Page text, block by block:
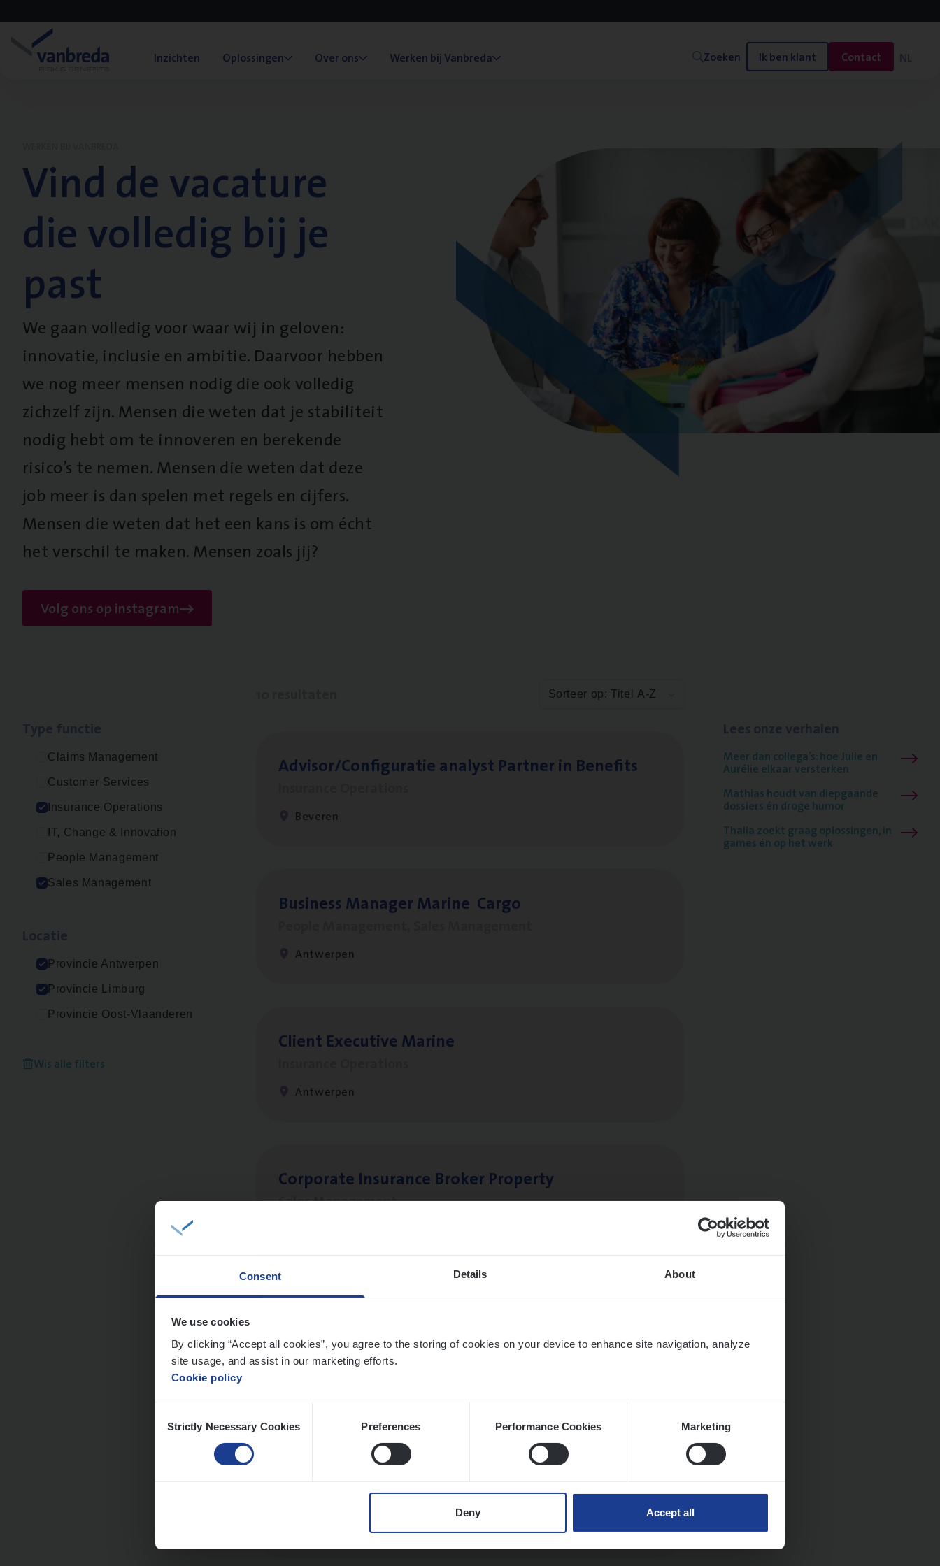
Consent Details About
We use cookies
By clicking “Accept all cookies”, you agree to the storing of cookies on your device to enhance site navigation, analyze
site usage, and assist in our marketing efforts.
Cookie policy
Selection
Strictly Necessary Cookies Preferences Performance Cookies Marketing
Deny Accept all
Inzichten Oplossingen Over ons Werken bij Vanbreda Zoeken Ik ben klant Contact NL
Vind de vacature
die volledig bij je
past
We gaan volledig voor waar wij in geloven:
innovatie, inclusie en ambitie. Daarvoor hebben
we nog meer mensen nodig die ook volledig
zichzelf zijn. Mensen die weten dat je stabiliteit
nodig hebt om te innoveren en berekende
risico’s te nemen. Mensen die weten dat deze
job meer is dan spelen met regels en cijfers.
Mensen die weten dat het een kans is om écht
het verschil te maken. Mensen zoals jij?
Volg ons op instagram
Claims Management
Customer Services
Insurance Operations
IT, Change & Innovation
People Management
Sales Management
Provincie Antwerpen
Provincie Limburg
Provincie Oost-Vlaanderen
Wis alle filters
Sorteer op: Titel A-Z
Advisor/​Configuratie ana­lyst Part­ner in Benefits
Beveren
Busi­ness Mana­ger Mari­ne Cargo
Antwerpen
Client Exe­cu­ti­ve Marine
Antwerpen
Cor­po­ra­te Insu­ran­ce Bro­ker Property
Sales Management
Insurance Operations
Antwerpen
Dos­sier­be­heer­der Onder­ne­min­gen Van­b­re­da Huys­
Insurance Operations
Meer dan collega’s: hoe Julie en
Aurélie elkaar versterken
Mathias houdt van diepgaande
dossiers én droge humor
Thalia zoekt graag oplossingen, in
games én op het werk